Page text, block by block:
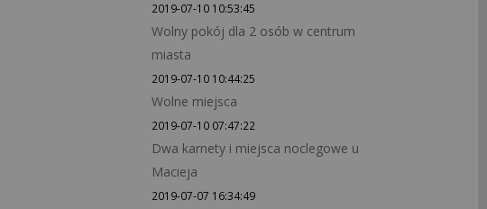
2019-07-10 10:53:45
Wolny pokój dla 2 osób w centrum
miasta
2019-07-10 10:44:25
Wolne miejsca
2019-07-10 07:47:22
Dwa karnety i miejsca noclegowe u
Macieja
2019-07-07 16:34:49